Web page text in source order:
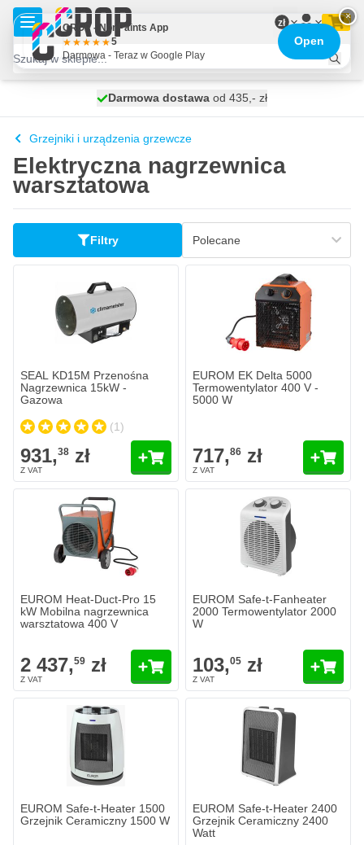
Przejdź do treści
zł
wysyłka dzisiaj
Darmowa dostawa od 435,- zł
100 dni
Grzejniki i urządzenia grzewcze
Elektryczna nagrzewnica
warsztatowa
Filtry
SEAL KD15M Przenośna
Nagrzewnica 15kW -
Gazowa
(1)
931,38 zł
EUROM EK Delta 5000
Termowentylator 400 V -
5000 W
717,86 zł
EUROM Heat-Duct-Pro 15
kW Mobilna nagrzewnica
warsztatowa 400 V
2 437,59 zł
EUROM Safe-t-Fanheater
2000 Termowentylator 2000
W
103,05 zł
EUROM Safe-t-Heater 1500
Grzejnik Ceramiczny 1500 W
EUROM Safe-t-Heater 2400
Grzejnik Ceramiczny 2400
Watt
×
CROP - NonPaints App
5
Darmowa - Teraz w Google Play
Open